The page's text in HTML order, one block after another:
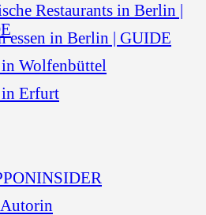
Restaurants in Berlin |
essen in Berlin | GUIDE
in Wolfenbüttel
in Erfurt